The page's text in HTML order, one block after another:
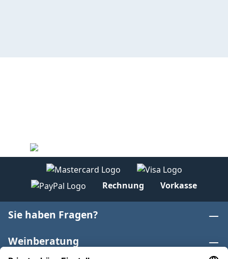
Rechnung Vorkasse
Sie haben Fragen?
Weinberatung